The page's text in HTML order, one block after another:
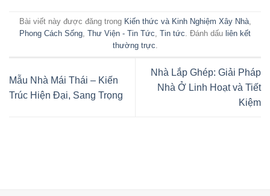
Bài viết này được đăng trong Kiến thức và Kinh Nghiệm Xây Nhà,
Phong Cách Sống, Thư Viện - Tin Tức, Tin tức. Đánh dấu liên kết
thường trực.
Mẫu Nhà Mái Thái – Kiến
Trúc Hiện Đại, Sang Trọng
Nhà Lắp Ghép: Giải Pháp
Nhà Ở Linh Hoạt và Tiết
Kiệm